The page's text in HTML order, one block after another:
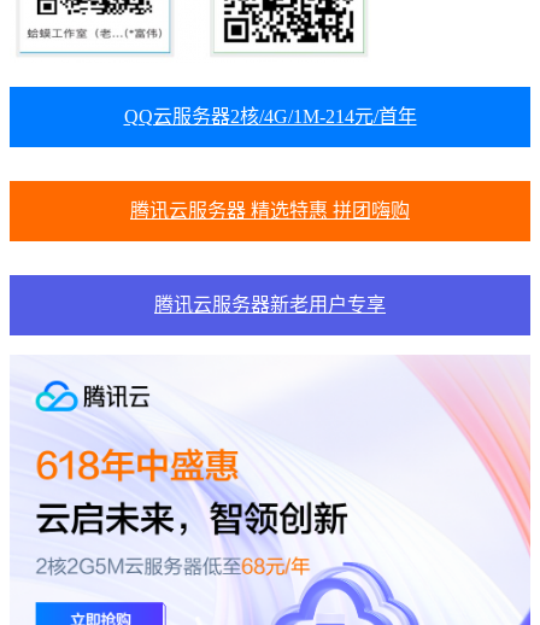
QQ云服务器2核/4G/1M-214元/首年
腾讯云服务器 精选特惠 拼团嗨购
腾讯云服务器新老用户专享